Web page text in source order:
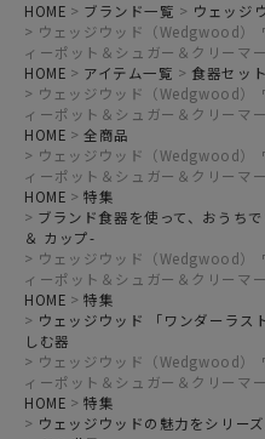
HOME ブランド一覧 ウェッジ
ウェッジウッド（Wedgwood）
ィーポット＆シュガー＆クリーマ
HOME
アイテム一覧
食器セット
ウェッジウッド（Wedgwood）
ィーポット＆シュガー＆クリーマ
HOME
全商品
ウェッジウッド（Wedgwood）
ィーポット＆シュガー＆クリーマ
HOME
特集
ブランド食器を使って、おうち
＆ カップ-
ウェッジウッド（Wedgwood）
ィーポット＆シュガー＆クリーマ
HOME
特集
ウェッジウッド 「ワンダーラス
しむ器
ウェッジウッド（Wedgwood）
ィーポット＆シュガー＆クリーマ
HOME
特集
ウェッジウッドの魅力をシリー